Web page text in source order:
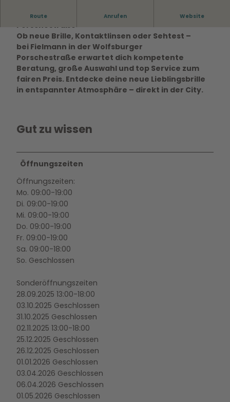
Route Anrufen Website
Fielmann Wolfsburg – Klare Sicht in der
Porschestraße
Ob neue Brille, Kontaktlinsen oder Sehtest –
bei Fielmann in der Wolfsburger
Porschestraße erwartet dich kompetente
Beratung, große Auswahl und top Service zum
fairen Preis. Entdecke deine neue Lieblingsbrille
in entspannter Atmosphäre – direkt in der City.
Gut zu wissen
Öffnungszeiten
Öffnungszeiten:
Mo. 09:00-19:00
Di. 09:00-19:00
Mi. 09:00-19:00
Do. 09:00-19:00
Fr. 09:00-19:00
Sa. 09:00-18:00
So. Geschlossen
Sonderöffnungszeiten
28.09.2025 13:00-18:00
03.10.2025 Geschlossen
31.10.2025 Geschlossen
02.11.2025 13:00-18:00
25.12.2025 Geschlossen
26.12.2025 Geschlossen
01.01.2026 Geschlossen
03.04.2026 Geschlossen
06.04.2026 Geschlossen
01.05.2026 Geschlossen